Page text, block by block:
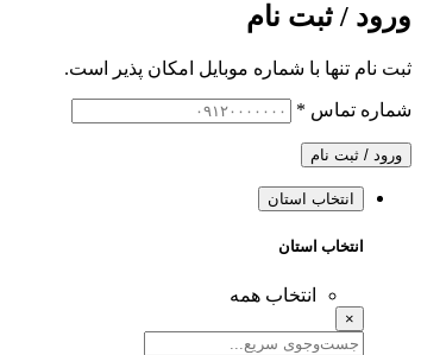
ورود / ثبت نام
ثبت نام تنها با شماره موبایل امکان پذیر است.
شماره تماس *
ورود / ثبت نام
انتخاب استان
انتخاب استان
انتخاب همه
×